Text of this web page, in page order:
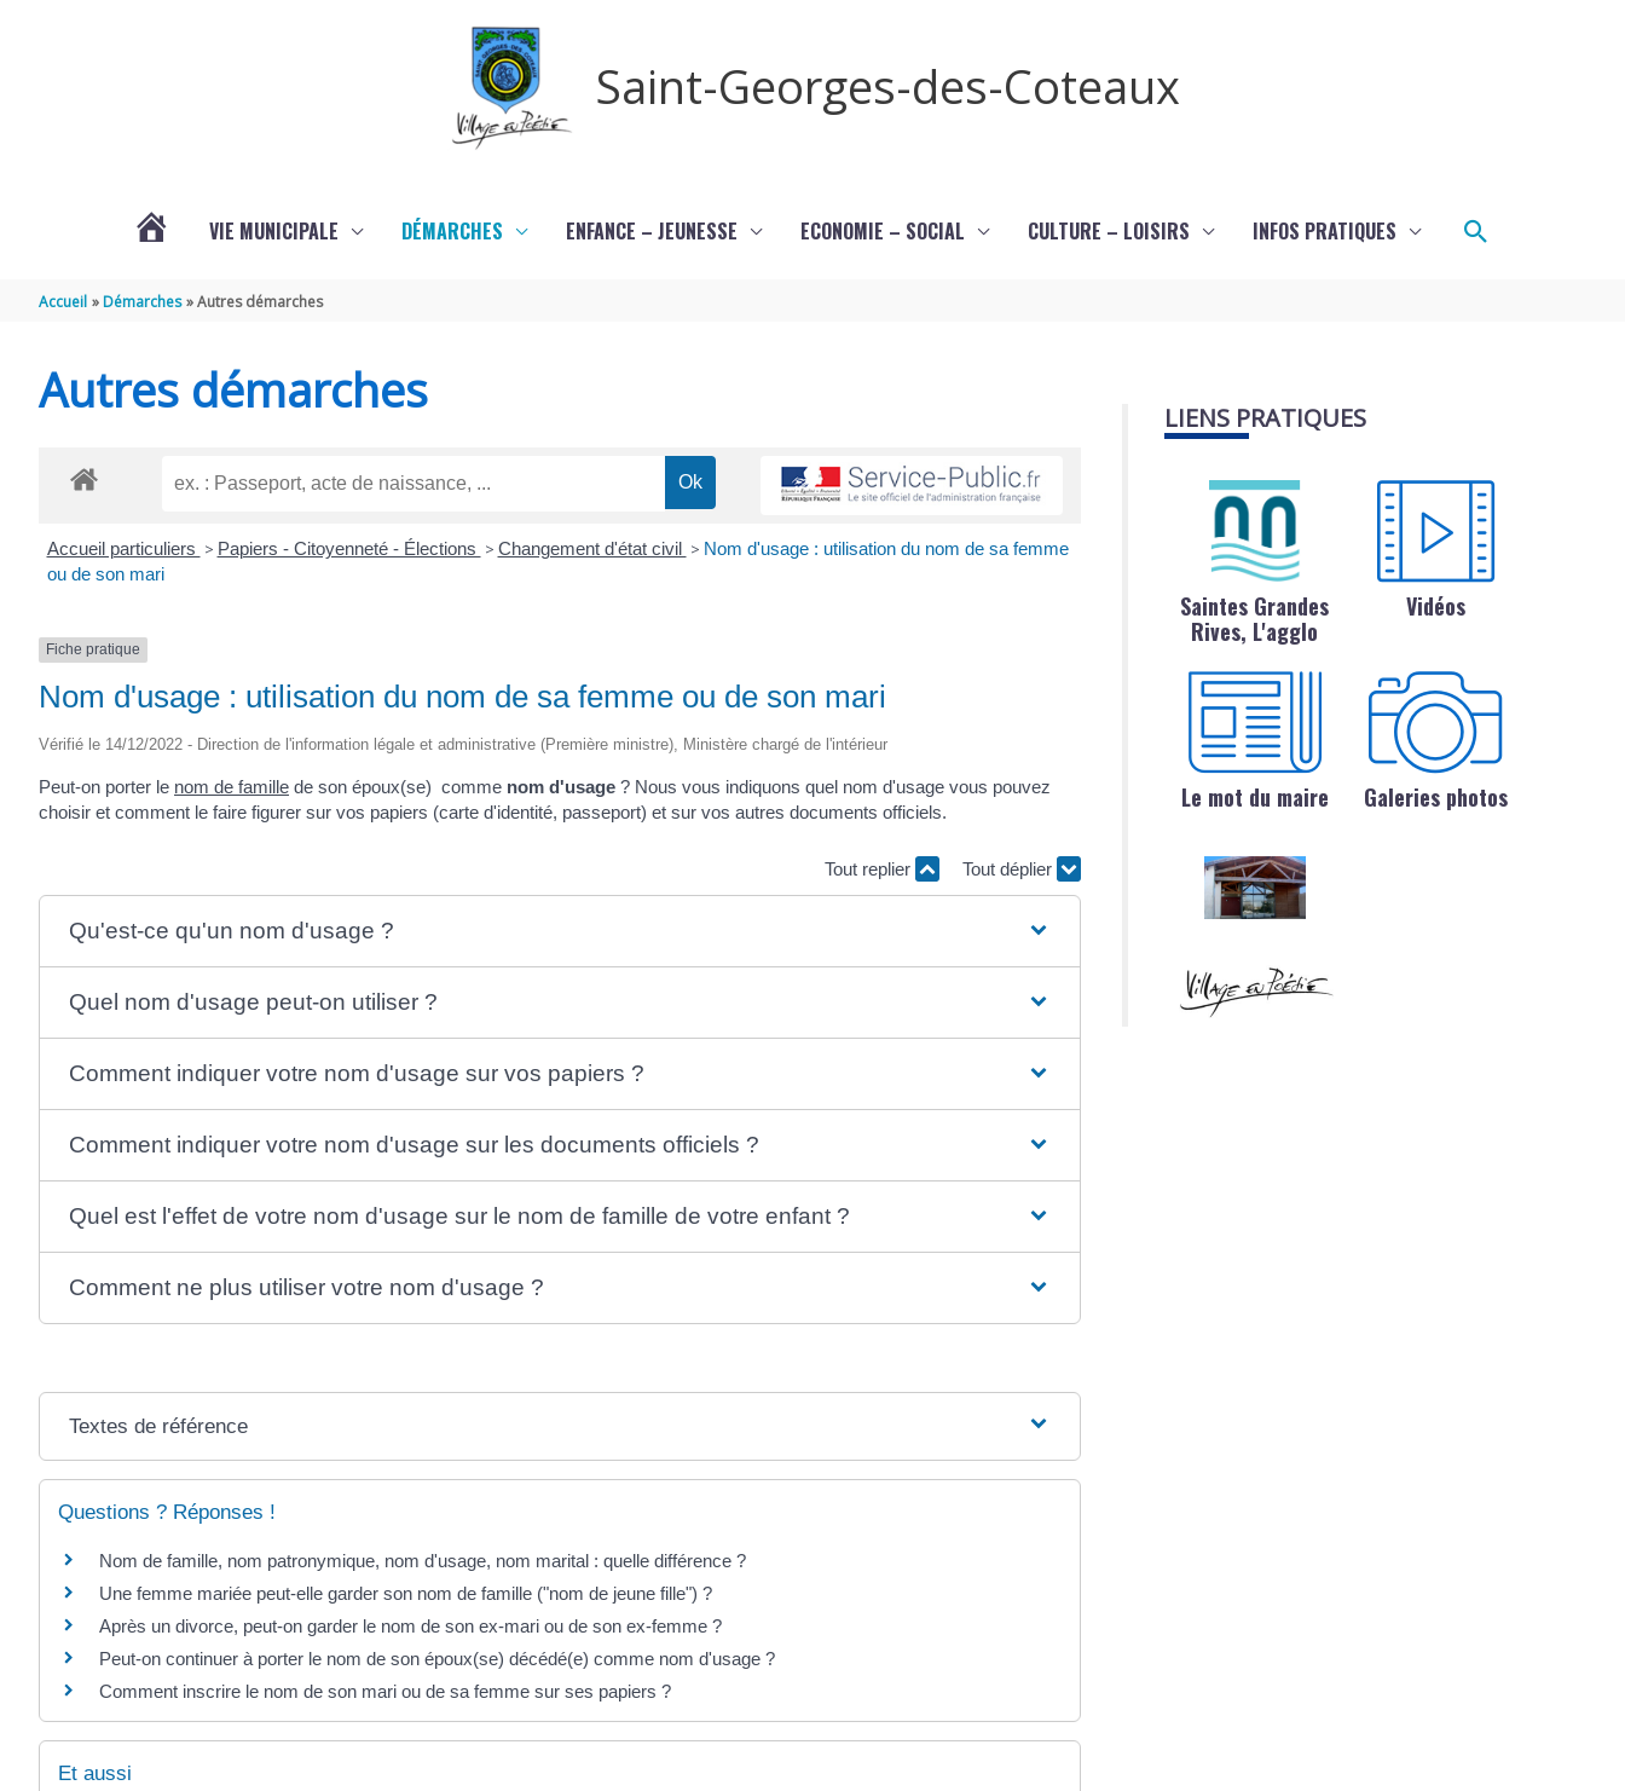
Saint-Georges-des-Coteaux
VIE MUNICIPALE DÉMARCHES ENFANCE – JEUNESSE ECONOMIE – SOCIAL CULTURE – LOISIRS INFOS PRATIQUES Rechercher
Accueil Démarches Autres démarches
Autres démarches
Accueil particuliers > Papiers - Citoyenneté - Élections > Changement d'état civil > Nom d'usage : utilisation du nom de sa femme
ou de son mari
Fiche pratique
Nom d'usage : utilisation du nom de sa femme ou de son mari
Vérifié le 14/12/2022 - Direction de l'information légale et administrative (Première ministre), Ministère chargé de l'intérieur
Peut-on porter le nom de famille de son époux(se) comme nom d'usage ? Nous vous indiquons quel nom d'usage vous pouvez
choisir et comment le faire figurer sur vos papiers (carte d'identité, passeport) et sur vos autres documents officiels.
Tout replier Tout déplier
Qu'est-ce qu'un nom d'usage ?
Quel nom d'usage peut-on utiliser ?
Comment indiquer votre nom d'usage sur vos papiers ?
Comment indiquer votre nom d'usage sur les documents officiels ?
Quel est l'effet de votre nom d'usage sur le nom de famille de votre enfant ?
Comment ne plus utiliser votre nom d'usage ?
Textes de référence
Questions ? Réponses !
Nom de famille, nom patronymique, nom d'usage, nom marital : quelle différence ?
Une femme mariée peut-elle garder son nom de famille ("nom de jeune fille") ?
Après un divorce, peut-on garder le nom de son ex-mari ou de son ex-femme ?
Peut-on continuer à porter le nom de son époux(se) décédé(e) comme nom d'usage ?
Comment inscrire le nom de son mari ou de sa femme sur ses papiers ?
Et aussi
LIENS PRATIQUES
Saintes Grandes
Rives, L'agglo
Vidéos
Le mot du maire Galeries photos